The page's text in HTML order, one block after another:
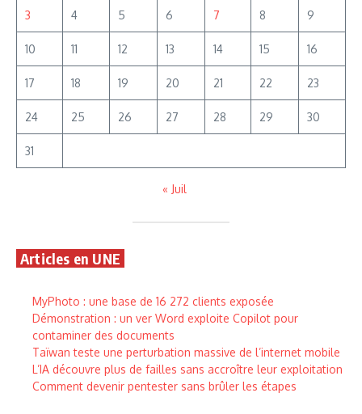
3 4 5 6 7 8 9
10 11 12 13 14 15 16
17 18 19 20 21 22 23
24 25 26 27 28 29 30
31
« Juil
Articles en UNE
MyPhoto : une base de 16 272 clients exposée
Démonstration : un ver Word exploite Copilot pour
contaminer des documents
Taïwan teste une perturbation massive de l’internet mobile
L’IA découvre plus de failles sans accroître leur exploitation
Comment devenir pentester sans brûler les étapes